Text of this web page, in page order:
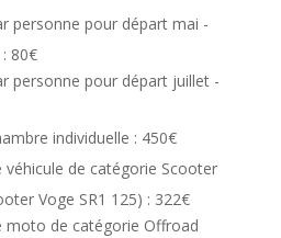
personne pour départ mai -
80€
personne pour départ juillet -
individuelle : 450€
véhicule de catégorie Scooter
Voge SR1 125) : 322€
moto de catégorie Offroad